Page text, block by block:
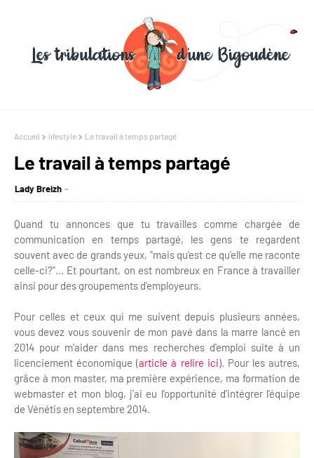
Accueil lifestyle Le travail à temps partagé
Le travail à temps partagé
Lady Breizh
Quand tu annonces que tu travailles comme chargée de
communication en temps partagé, les gens te regardent
souvent avec de grands yeux, "mais qu'est ce qu'elle me raconte
celle-ci?"... Et pourtant, on est nombreux en France à travailler
ainsi pour des groupements d'employeurs.
Pour celles et ceux qui me suivent depuis plusieurs années,
vous devez vous souvenir de mon pavé dans la marre lancé en
2014 pour m'aider dans mes recherches d'emploi suite à un
licenciement économique (article à relire ici). Pour les autres,
grâce à mon master, ma première expérience, ma formation de
webmaster et mon blog, j'ai eu l'opportunité d'intégrer l'équipe
de Vénétis en septembre 2014.